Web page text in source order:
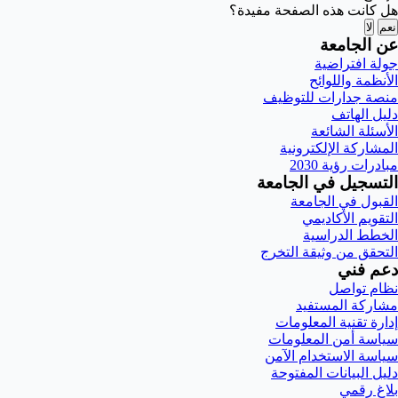
هل كانت هذه الصفحة مفيدة؟
نعم لا
عن الجامعة
جولة افتراضية
الأنظمة واللوائح
منصة جدارات للتوظيف
دليل الهاتف
الأسئلة الشائعة
المشاركة الإلكترونية
مبادرات رؤية 2030
التسجيل في الجامعة
القبول في الجامعة
التقويم الأكاديمي
الخطط الدراسية
التحقق من وثيقة التخرج
دعم فني
نظام تواصل
مشاركة المستفيد
إدارة تقنية المعلومات
سياسة أمن المعلومات
سياسة الاستخدام الآمن
دليل البيانات المفتوحة
بلاغ رقمي